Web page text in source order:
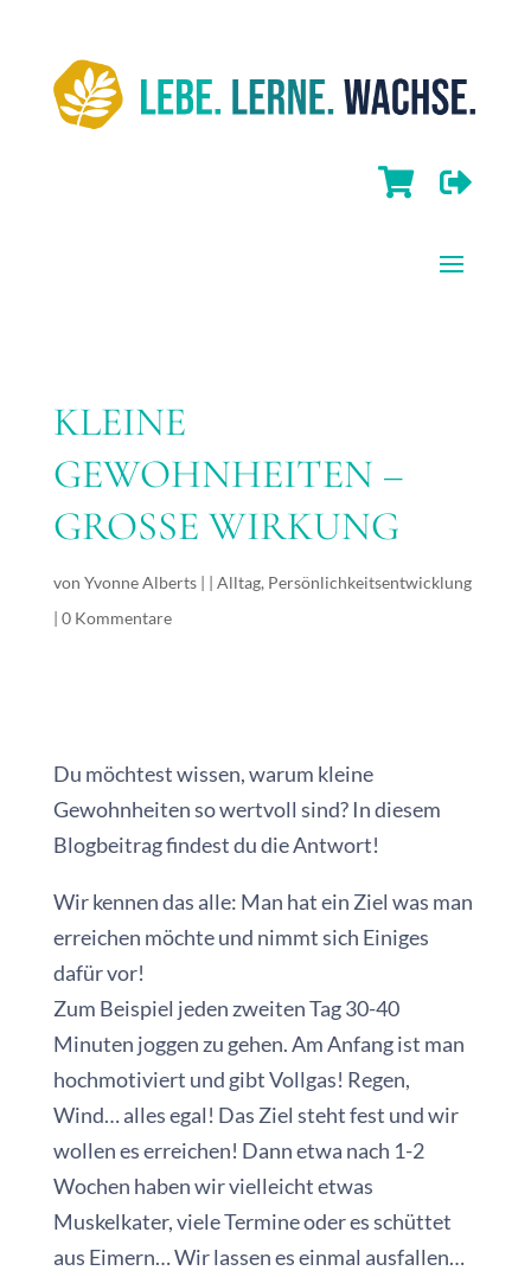
 
KLEINE
GEWOHNHEITEN –
GROSSE WIRKUNG
von Yvonne Alberts| | Alltag, Persönlichkeitsentwicklung
| 0 Kommentare
Du möchtest wissen, warum kleine
Gewohnheiten so wertvoll sind? In diesem
Blogbeitrag findest du die Antwort!
Wir kennen das alle: Man hat ein Ziel was man
erreichen möchte und nimmt sich Einiges
dafür vor!
Zum Beispiel jeden zweiten Tag 30-40
Minuten joggen zu gehen. Am Anfang ist man
hochmotiviert und gibt Vollgas! Regen,
Wind… alles egal! Das Ziel steht fest und wir
wollen es erreichen! Dann etwa nach 1-2
Wochen haben wir vielleicht etwas
Muskelkater, viele Termine oder es schüttet
aus Eimern… Wir lassen es einmal ausfallen…